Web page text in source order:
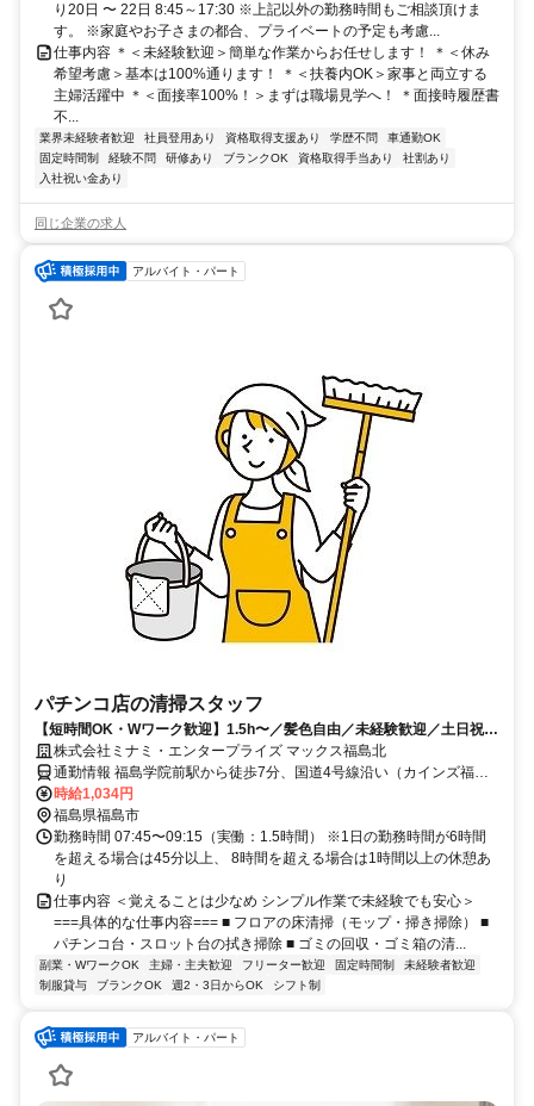
り20日 〜 22日 8:45～17:30 ※上記以外の勤務時間もご相談頂けま
す。 ※家庭やお子さまの都合、プライベートの予定も考慮...
仕事内容 ＊＜未経験歓迎＞簡単な作業からお任せします！ ＊＜休み
希望考慮＞基本は100%通ります！ ＊＜扶養内OK＞家事と両立する
主婦活躍中 ＊＜面接率100%！＞まずは職場見学へ！ ＊面接時履歴書
不...
業界未経験者歓迎 社員登用あり 資格取得支援あり 学歴不問
車通勤OK
固定時間制
経験不問 研修あり ブランクOK 資格取得手当あり
社割あり
入社祝い金あり
同じ企業の求人
アルバイト・パート
パチンコ店の清掃スタッフ
【短時間OK・Wワーク歓迎】1.5h〜／髪色自由／未経験歓迎／土日祝は
時給＋100円
株式会社ミナミ・エンタープライズ マックス福島北
通勤情報 福島学院前駅から徒歩7分、国道4号線沿い（カインズ福島
鎌田店様近郊）
時給1,034円
福島県福島市
勤務時間 07:45〜09:15（実働：1.5時間） ※1日の勤務時間が6時間
を超える場合は45分以上、 8時間を超える場合は1時間以上の休憩あ
り
仕事内容 ＜覚えることは少なめ シンプル作業で未経験でも安心＞
===具体的な仕事内容=== ■ フロアの床清掃（モップ・掃き掃除） ■
パチンコ台・スロット台の拭き掃除 ■ ゴミの回収・ゴミ箱の清...
副業・WワークOK 主婦・主夫歓迎 フリーター歓迎 固定時間制
未経験者歓迎
制服貸与
ブランクOK 週2・3日からOK シフト制
アルバイト・パート